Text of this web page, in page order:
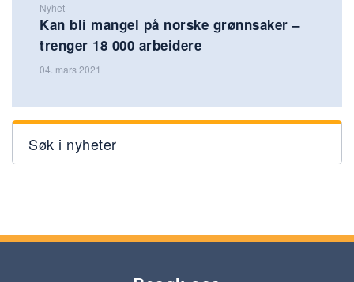
Nyhet
Kan bli mangel på norske grønnsaker –
trenger 18 000 arbeidere
04. mars 2021
Søk i nyheter